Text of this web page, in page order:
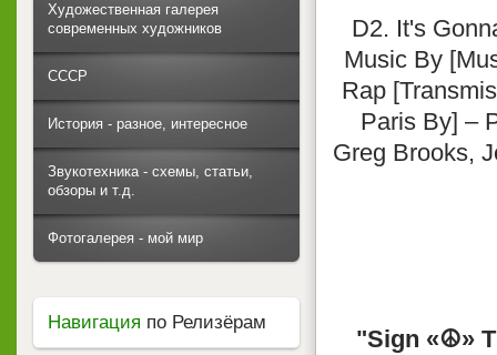
D2. It's
Music By
Rap
Paris By] –
Greg Brooks,
"Sign «☮»
Художественная галерея
современных художников
СССР
История - разное, интересное
Звукотехника - схемы, статьи,
обзоры и т.д.
Фотогалерея - мой мир
Навигация по Релизёрам